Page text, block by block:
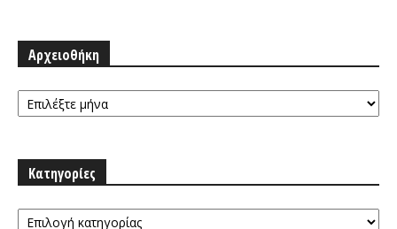
Αρχειοθήκη
Αρχειοθήκη
Κατηγορίες
Κατηγορίες